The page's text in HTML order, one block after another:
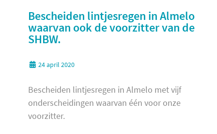
Bescheiden lintjesregen in Almelo
waarvan ook de voorzitter van de
SHBW.
24 april 2020
Bescheiden lintjesregen in Almelo met vijf
onderscheidingen waarvan één voor onze
voorzitter.